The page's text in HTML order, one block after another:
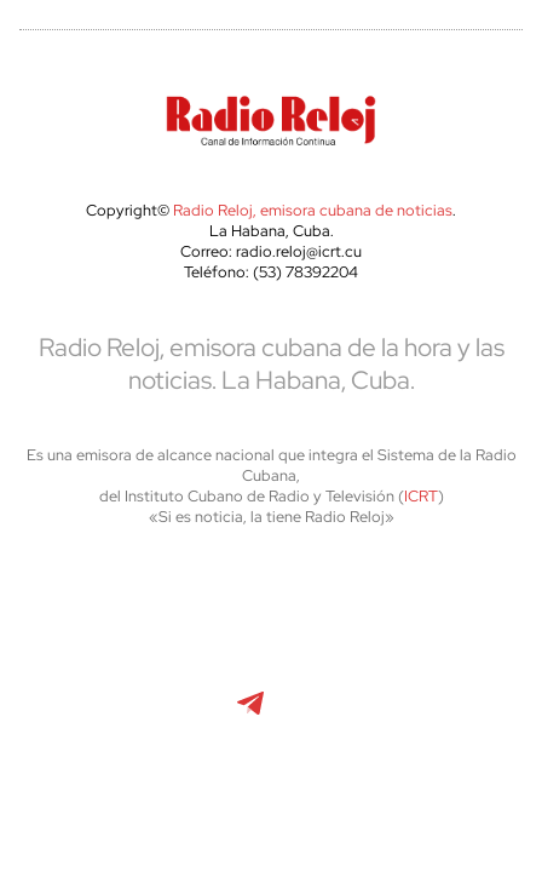
Copyright© Radio Reloj, emisora cubana de noticias.
La Habana, Cuba.
Correo: radio.reloj@icrt.cu
Teléfono: (53) 78392204
Radio Reloj, emisora cubana de la hora y las
noticias. La Habana, Cuba.
Es una emisora de alcance nacional que integra el Sistema de la Radio
Cubana,
del Instituto Cubano de Radio y Televisión (ICRT)
«Si es noticia, la tiene Radio Reloj»